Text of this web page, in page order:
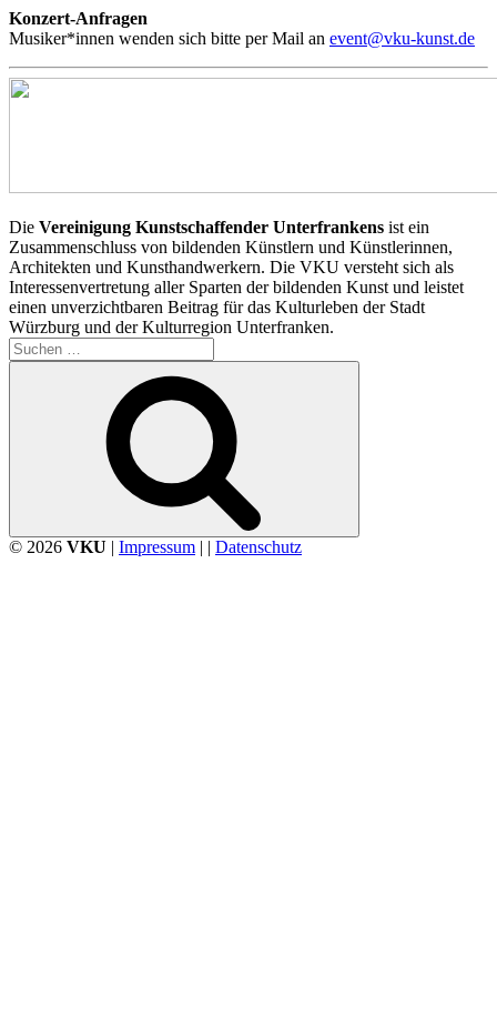
Konzert-Anfragen
Musiker*innen wenden sich bitte per Mail an event@vku-kunst.de
Die Vereinigung Kunstschaffender Unterfrankens ist ein
Zusammenschluss von bildenden Künstlern und Künstlerinnen,
Architekten und Kunsthandwerkern. Die VKU versteht sich als
Interessenvertretung aller Sparten der bildenden Kunst und leistet
einen unverzichtbaren Beitrag für das Kulturleben der Stadt
Würzburg und der Kulturregion Unterfranken.
Suchen
nach:
© 2026 VKU | Impressum | | Datenschutz